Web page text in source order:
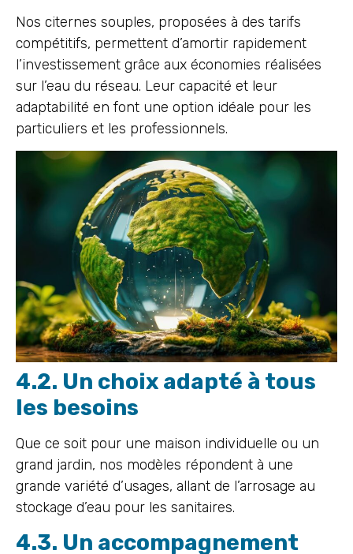
Nos citernes souples, proposées à des tarifs
compétitifs, permettent d’amortir rapidement
l’investissement grâce aux économies réalisées
sur l’eau du réseau. Leur capacité et leur
adaptabilité en font une option idéale pour les
particuliers et les professionnels.
4.2. Un choix adapté à tous
les besoins
Que ce soit pour une maison individuelle ou un
grand jardin, nos modèles répondent à une
grande variété d’usages, allant de l’arrosage au
stockage d’eau pour les sanitaires.
4.3. Un accompagnement